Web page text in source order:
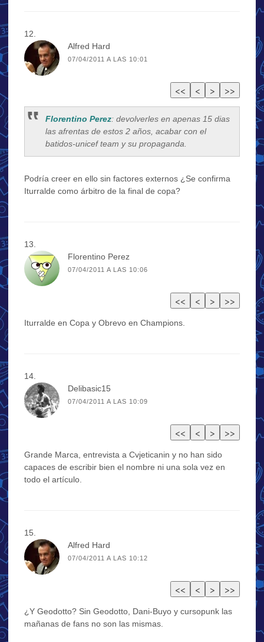
Alfred Hard
07/04/2011 A LAS 10:01
Florentino Perez: devolverles en apenas 15 dias
las afrentas de estos 2 años, acabar con el
batidos-unicef team y su propaganda.
Podría creer en ello sin factores externos ¿Se confirma
Iturralde como árbitro de la final de copa?
Florentino Perez
07/04/2011 A LAS 10:06
Iturralde en Copa y Obrevo en Champions.
Delibasic15
07/04/2011 A LAS 10:09
Grande Marca, entrevista a Cvjeticanin y no han sido
capaces de escribir bien el nombre ni una sola vez en
todo el artículo.
Alfred Hard
07/04/2011 A LAS 10:12
¿Y Geodotto? Sin Geodotto, Dani-Buyo y cursopunk las
mañanas de fans no son las mismas.